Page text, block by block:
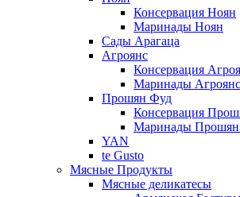
Консервация Ноян
Маринады Ноян
Сады Арагаца
Агроянс
Консервация
Маринады Агроянс
Прошян Фуд
Консервация
Маринады
YAN
te Gusto
Мясные Продукты
Мясные деликатесы